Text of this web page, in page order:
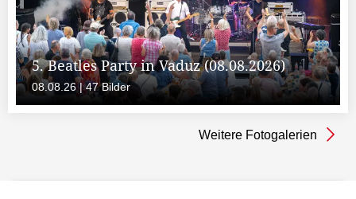
5. Beatles Party in Vaduz (08.08.2026)
08.08.26 | 47 Bilder
Weitere Fotogalerien